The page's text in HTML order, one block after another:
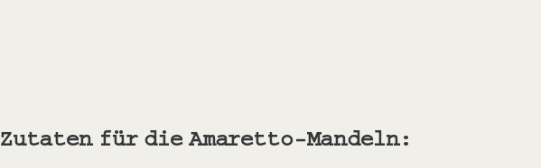
Zutaten für die Amaretto-Mandeln: